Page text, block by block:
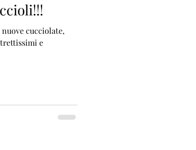
cucciolate,
e